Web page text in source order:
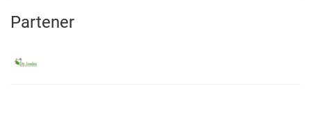
Partener